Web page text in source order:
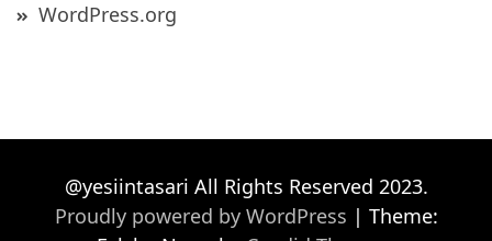
WordPress.org
@yesiintasari All Rights Reserved 2023.
Proudly powered by WordPress | Theme: